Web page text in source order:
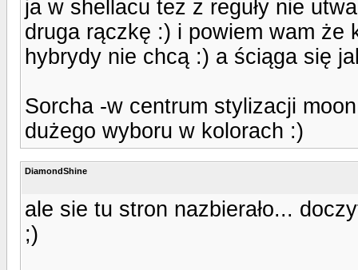
ja w shellacu tez z reguły nie
druga rączkę :) i powiem wam że
hybrydy nie chcą :) a ściąga się
Sorcha -w centrum stylizacji
dużego wyboru w kolorach :)
DiamondShine
ale sie tu stron nazbierało...
;)